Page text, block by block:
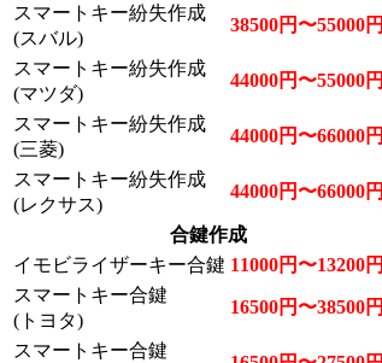
スマートキー紛失作成
(スバル)
38500円〜55000円
スマートキー紛失作成
(マツダ)
44000円〜55000円
スマートキー紛失作成
(三菱)
44000円〜66000円
スマートキー紛失作成
(レクサス)
44000円〜66000円
合鍵作成
イモビライザーキー合鍵 11000円〜13200円
スマートキー合鍵
(トヨタ)
16500円〜38500円
スマートキー合鍵